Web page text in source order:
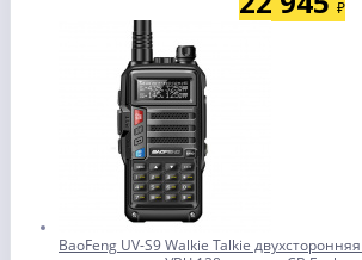
₽
BaoFeng UV-S9 Walkie Talkie